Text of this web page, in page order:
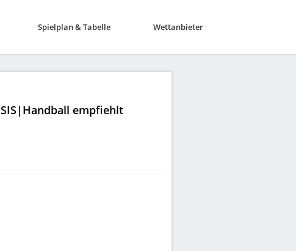
Spielplan & Tabelle Wettanbieter
SIS|Handball empfiehlt